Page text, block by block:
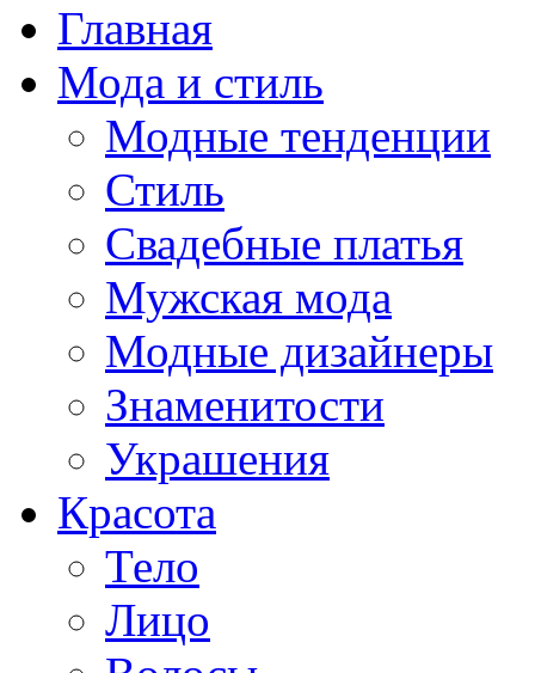
Главная
Мода и стиль
Модные тенденции
Стиль
Свадебные платья
Мужская мода
Модные дизайнеры
Знаменитости
Украшения
Красота
Тело
Лицо